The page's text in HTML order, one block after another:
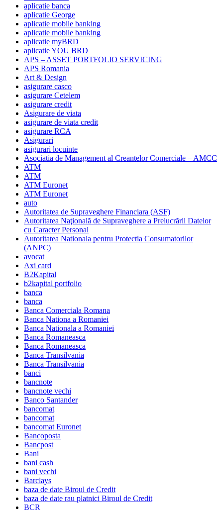
aplicatie banca
aplicatie George
aplicatie mobile banking
aplicatie mobile banking
aplicatie myBRD
aplicatie YOU BRD
APS – ASSET PORTFOLIO SERVICING
APS Romania
Art & Design
asigurare casco
asigurare Cetelem
asigurare credit
Asigurare de viata
asigurare de viata credit
asigurare RCA
Asigurari
asigurari locuinte
Asociatia de Management al Creantelor Comerciale – AMCC
ATM
ATM
ATM Euronet
ATM Euronet
auto
Autoritatea de Supraveghere Financiara (ASF)
Autoritatea Naţională de Supraveghere a Prelucrării Datelor
cu Caracter Personal
Autoritatea Nationala pentru Protectia Consumatorilor
(ANPC)
avocat
Axi card
B2Kapital
b2kapital portfolio
banca
banca
Banca Comerciala Romana
Banca Nationa a Romaniei
Banca Nationala a Romaniei
Banca Romaneasca
Banca Romaneasca
Banca Transilvania
Banca Transilvania
banci
bancnote
bancnote vechi
Banco Santander
bancomat
bancomat
bancomat Euronet
Bancoposta
Bancpost
Bani
bani cash
bani vechi
Barclays
baza de date Biroul de Credit
baza de date rau platnici Biroul de Credit
BCR